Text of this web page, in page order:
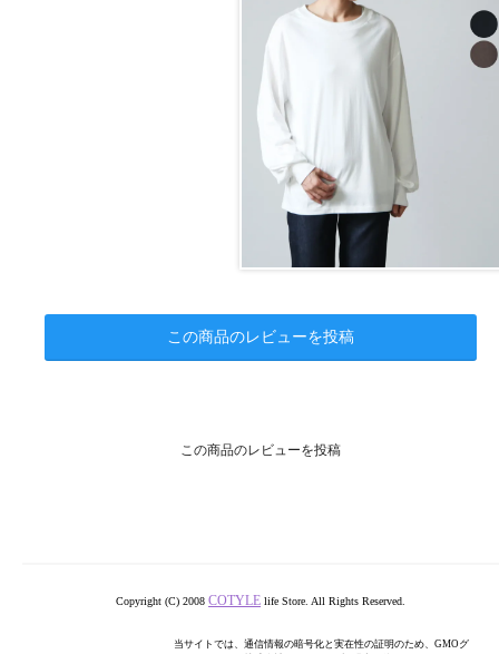
この商品のレビューを投稿
この商品のレビューを投稿
Copyright (C) 2008 COTYLE life Store. All Rights Reserved.
当サイトでは、通信情報の暗号化と実在性の証明のため、GMOグ